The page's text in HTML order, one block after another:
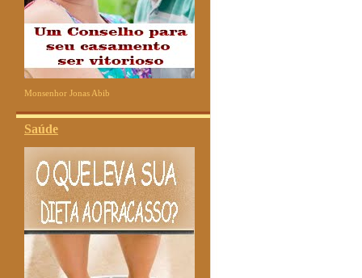
Monsenhor Jonas Abib
Saúde